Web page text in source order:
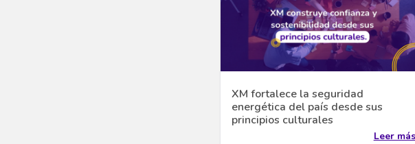
XM fortalece la seguridad
energética del país desde sus
principios culturales
Leer más